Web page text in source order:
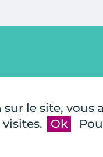
le site,
visites.
Ok
qui
des